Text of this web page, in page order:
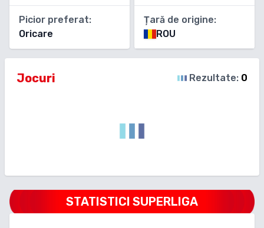
Picior preferat:
Oricare
Țară de origine:
ROU
Jocuri Rezultate: 0
STATISTICI SUPERLIGA